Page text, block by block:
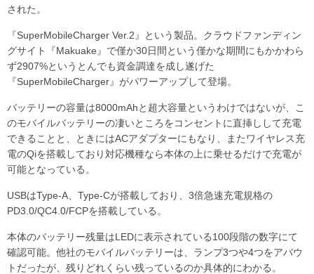
された。
『SuperMobileCharger Ver.2』という製品。クラウドファンディン
グサイト『Makuake』で僅か30日間という僅かな期間にもかかわら
ず2907%というとんでも資金調達を成し遂げた
『SuperMobileCharger』がパワーアップして登場。
バッテリーの容量は8000mAhと超大容量というわけではないが、こ
のモバイルバッテリーの凄いところをコンセントに直挿しして充電
できることと、ときにはACアダプターにもなり、またワイヤレス充
電のQiを搭載しており対応機種なら本体の上に乗せるだけで充電が
可能となっている。
USBはType-A、Type-Cが搭載しており、3倍急速充電規格の
PD3.0/QC4.0/FCPを搭載している。
本体のバッテリー残量はLEDに表示されている100段階の数字にて
確認可能。他社のモバイルバッテリーは、ランプ3つや4つをアバウ
トだったが、残りどれくらい残っているのか具体的にわかる。